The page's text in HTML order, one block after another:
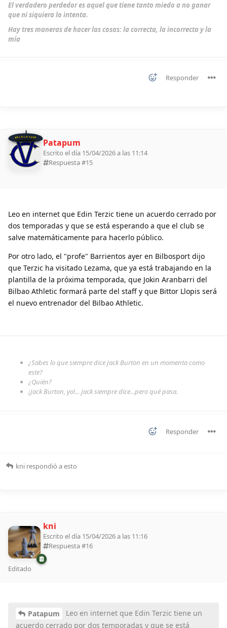
El verdadero perdedor es aquel que tiene tanto miedo a no ganar
que ni siquiera lo intenta.
Hay tres maneras de hacer las cosas: la correcta, la incorrecta y la
mía
Responder
BOLILLA 2026 Patapum
Escrito el día 15/04/2026 a las 11:14
Respuesta #15
Leo en internet que Edin Terzic tiene un acuerdo cerrado por
dos temporadas y que se está esperando a que el club se
salve matemáticamente para hacerlo público.
Por otro lado, el "profe" Barrientos ayer en Bilbosport dijo
que Terzic ha visitado Lezama, que ya está trabajando en la
plantilla de la próxima temporada, que Jokin Aranbarri del
Bilbao Athletic formará parte del staff y que Bittor Llopis será
el nuevo entrenador del Bilbao Athletic.
¿Sabes lo que siempre dice Jack Burton en un momento como
este?
¿Quién?
¡Jack Burton, yo!... Jack siempre dice...pero qué pasa.
Responder
kni respondió a esto
kni
Escrito el día 15/04/2026 a las 11:16
Respuesta #16
Editado
Patapum
Leo en internet que Edin Terzic tiene un
acuerdo cerrado por dos temporadas y que se está